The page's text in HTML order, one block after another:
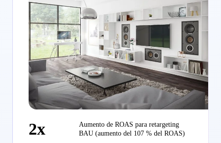
2x
Aumento de ROAS para retargeting
BAU (aumento del 107 % del ROAS)